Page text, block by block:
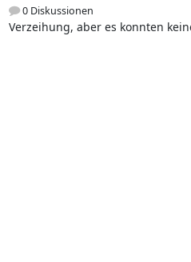
0 Diskussionen
Verzeihung, aber es konnten